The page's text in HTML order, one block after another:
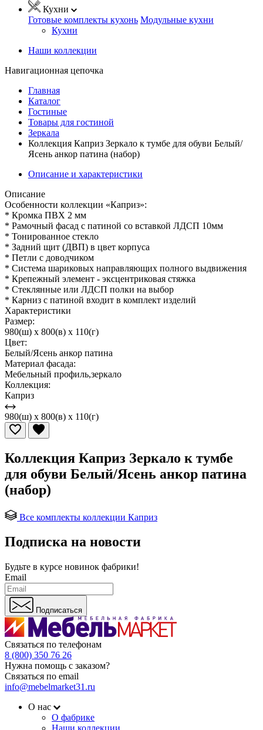
Кухни
Готовые комплекты кухонь Модульные кухни
Кухни
Наши коллекции
Навигационная цепочка
Главная
Каталог
Гостиные
Товары для гостиной
Зеркала
Коллекция Каприз Зеркало к тумбе для обуви Белый/
Ясень анкор патина (набор)
Описание и характеристики
Описание
Особенности коллекции «Каприз»:
* Кромка ПВХ 2 мм
* Рамочный фасад с патиной со вставкой ЛДСП 10мм
* Тонированное стекло
* Задний щит (ДВП) в цвет корпуса
* Петли с доводчиком
* Система шариковых направляющих полного выдвижения
* Крепежный элемент - эксцентриковая стяжка
* Стеклянные или ЛДСП полки на выбор
* Карниз с патиной входит в комплект изделий
Характеристики
Размер:
980(ш) x 800(в) x 110(г)
Цвет:
Белый/Ясень анкор патина
Материал фасада:
Мебельный профиль,зеркало
Коллекция:
Каприз
980(ш) x 800(в) x 110(г)
Коллекция Каприз Зеркало к тумбе
для обуви Белый/Ясень анкор патина
(набор)
Все комплекты коллекции Каприз
Подписка на новости
Будьте в курсе новинок фабрики!
Email
Подписаться
Связаться по телефонам
8 (800) 350 76 26
Нужна помощь с заказом?
Связаться по email
info@mebelmarket31.ru
О нас
О фабрике